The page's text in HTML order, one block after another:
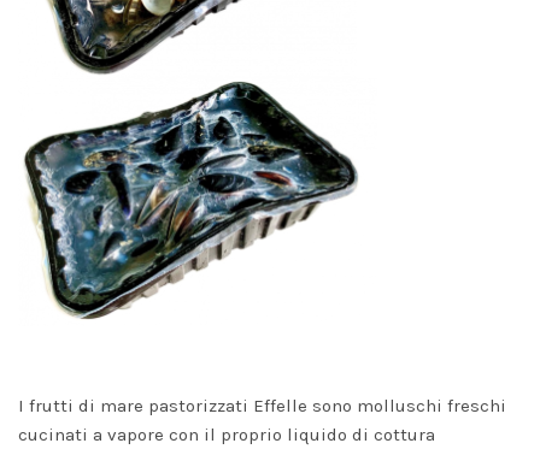
I frutti di mare pastorizzati Effelle sono molluschi freschi
cucinati a vapore con il proprio liquido di cottura